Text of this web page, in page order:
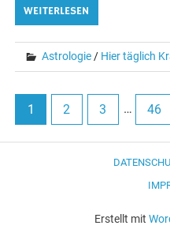
WEITERLESEN
Astrologie / Hier täglich
1 2 3 … 46
Erstellt mit